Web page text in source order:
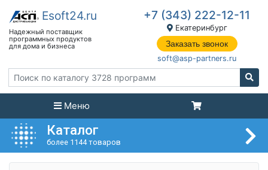
+7 (343) 222-12-11
Екатеринбург
Заказать звонок
soft@asp-partners.ru
Меню
Каталог
более 1144 товаров